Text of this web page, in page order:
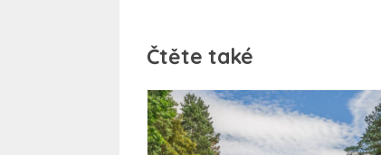
Čtěte také